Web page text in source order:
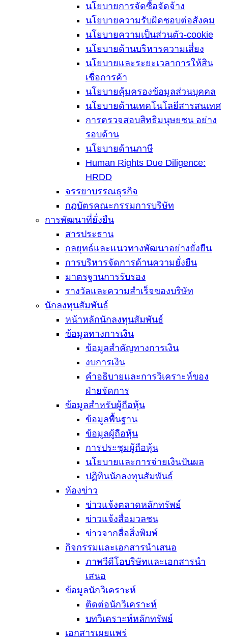
นโยบายการจัดซื้อจัดจ้าง
นโยบายความรับผิดชอบต่อสังคม
นโยบายความเป็นส่วนตัว-cookie
นโยบายด้านบริหารความเสี่ยง
นโยบายและระยะเวลาการให้สิน
เชื่อการค้า
นโยบายคุ้มครองข้อมูลส่วนบุคคล
นโยบายด้านเทคโนโลยีสารสนเทศ
การตรวจสอบสิทธิมนุษยชน อย่าง
รอบด้าน
นโยบายด้านภาษี
Human Rights Due Diligence:
HRDD
จรรยาบรรณธุรกิจ
กฎบัตรคณะกรรมการบริษัท
การพัฒนาที่ยั่งยืน
สารประธาน
กลยุทธ์และแนวทางพัฒนาอย่างยั่งยืน
การบริหารจัดการด้านความยั่งยืน
มาตรฐานการรับรอง
รางวัลและความสำเร็จของบริษัท
นักลงทุนสัมพันธ์
หน้าหลักนักลงทุนสัมพันธ์
ข้อมูลทางการเงิน
ข้อมูลสำคัญทางการเงิน
งบการเงิน
คำอธิบายและการวิเคราะห์ของ
ฝ่ายจัดการ
ข้อมูลสำหรับผู้ถือหุ้น
ข้อมูลพื้นฐาน
ข้อมูลผู้ถือหุ้น
การประชุมผู้ถือหุ้น
นโยบายและการจ่ายเงินปันผล
ปฏิทินนักลงทุนสัมพันธ์
ห้องข่าว
ข่าวแจ้งตลาดหลักทรัพย์
ข่าวแจ้งสื่อมวลชน
ข่าวจากสื่อสิ่งพิมพ์
กิจกรรมและเอกสารนำเสนอ
ภาพวีดีโอบริษัทและเอกสารนำ
เสนอ
ข้อมูลนักวิเคราะห์
ติดต่อนักวิเคราะห์
บทวิเคราะห์หลักทรัพย์
เอกสารเผยแพร่